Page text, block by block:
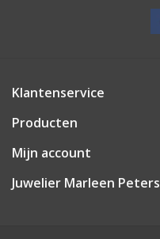
Klantenservice
Producten
Mijn account
Juwelier Marleen Peters